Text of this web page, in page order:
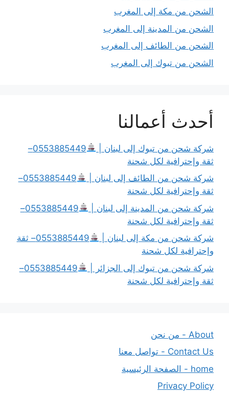
الشحن من مكة إلى المغرب
الشحن من المدينة إلى المغرب
الشحن من الطائف إلى المغرب
الشحن من تبوك إلى المغرب
أحدث أعمالنا
شركة شحن من تبوك إلى لبنان |
0553885449–
ثقة وإحترافية لكل شحنة
شركة شحن من الطائف إلى لبنان |
0553885449–
ثقة وإحترافية لكل شحنة
شركة شحن من المدينة إلى لبنان |
0553885449–
ثقة وإحترافية لكل شحنة
شركة شحن من مكة إلى لبنان |
0553885449– ثقة
وإحترافية لكل شحنة
شركة شحن من تبوك إلى الجزائر |
0553885449–
ثقة وإحترافية لكل شحنة
About - من نحن
Contact Us - تواصل معنا
home - الصفحة الرئيسية
Privacy Policy